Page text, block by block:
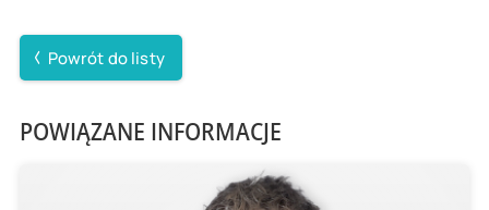
Powrót do listy
POWIĄZANE INFORMACJE